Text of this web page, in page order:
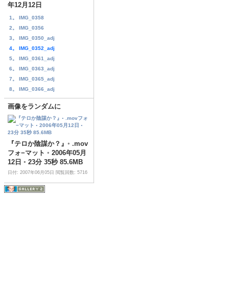
年12月12日
1。 IMG_0358
2。 IMG_0356
3。 IMG_0350_adj
4。 IMG_0352_adj
5。 IMG_0361_adj
6。 IMG_0363_adj
7。 IMG_0365_adj
8。 IMG_0366_adj
画像をランダムに
『テロか陰謀か？』◦ .mov
フォ−マット ◦ 2006年05月
12日 ◦ 23分 35秒 85.6MB
日付: 2007年06月05日 閲覧回数: 5716